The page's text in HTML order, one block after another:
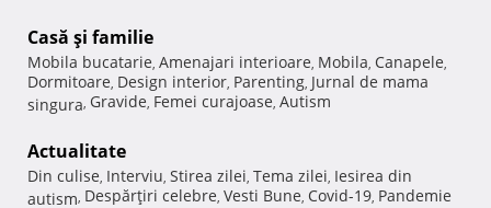
Casă şi familie
Mobila bucatarie, Amenajari interioare, Mobila, Canapele,
Dormitoare, Design interior, Parenting, Jurnal de mama
singura, Gravide, Femei curajoase, Autism
Actualitate
Din culise, Interviu, Stirea zilei, Tema zilei, Iesirea din
autism, Despărţiri celebre, Vesti Bune, Covid-19, Pandemie